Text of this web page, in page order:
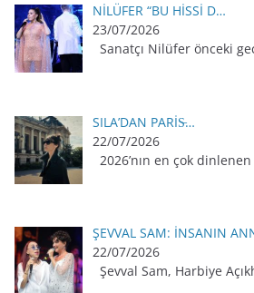
NİLÜFER “BU HİSSİ D…
23/07/2026
Sanatçı Nilüfer önceki
SILA’DAN PARİS̵…
22/07/2026
2026’nın en çok dinlenen
ŞEVVAL SAM: İNSANIN
22/07/2026
Şevval Sam, Harbiye